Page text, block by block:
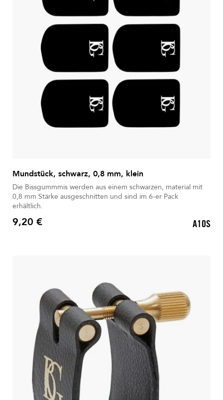
Mundstück, schwarz, 0,8 mm, klein
Die Bissgummmis werden aus einem schwarzen, material mit
0,8 mm Stärke ausgeschnitten und sind im 6-er Pack
erhältlich.
Preis
9,20 € A10S